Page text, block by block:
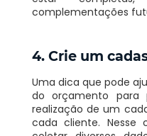
complementações
4. Crie um
Uma dica que pode
do orçamento
realização de um
cada cliente. Nesse